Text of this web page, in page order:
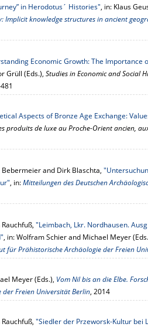
in Herodotus´ Histories", in: Klaus
Implicit knowledge structures in ancient
Economic Growth: The Importance
Grüll (Eds.), Studies in Economic and Social
Aspects of Bronze Age Exchange:
produits de luxe au Proche-Orient ancien,
and Dirk Blaschta,
, in:Mitteilungen des Deutschen
"Leimbach, Lkr. Nordhausen.
, in: Wolfram Schier and Michael Meyer
für Prähistorische Archäologie der Freien
Meyer (Eds.), Vom Nil bis an die Elbe.
Freien Universität Berlin, 2014
"Siedler der Przeworsk-Kultur bei